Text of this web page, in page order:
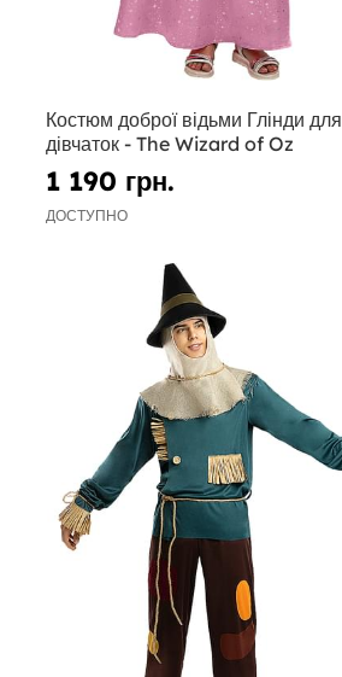
Костюм доброї відьми Глінди для
дівчаток - The Wizard of Oz
1 190 грн.
ДОСТУПНО